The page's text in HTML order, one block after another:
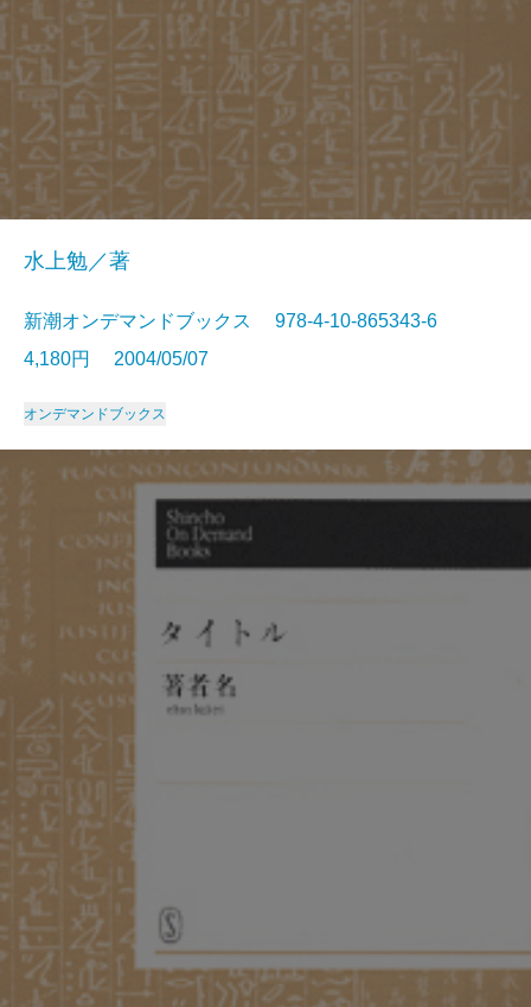
水上勉／著
新潮オンデマンドブックス 978-4-10-865343-6
4,180円 2004/05/07
オンデマンドブックス